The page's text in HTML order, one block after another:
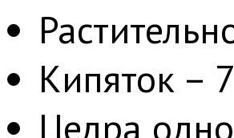
Кипяток –
Цедра